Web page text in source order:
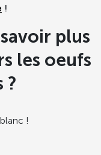
!
plus
les oeufs
?
!